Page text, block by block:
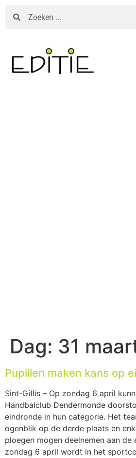
Dag: 31
Pupillen maken kans op
Sint-Gillis – Op zondag 6 april
Handbalclub Dendermonde
eindronde in hun categorie. Het
ogenblik op de derde plaats en
ploegen mogen deelnemen aan de
zondag 6 april wordt in het